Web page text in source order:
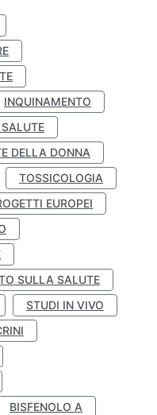
INQUINAMENTO
DELLA DONNA
TOSSICOLOGIA
EUROPEI
SULLA SALUTE
STUDI IN VIVO
BISFENOLO A